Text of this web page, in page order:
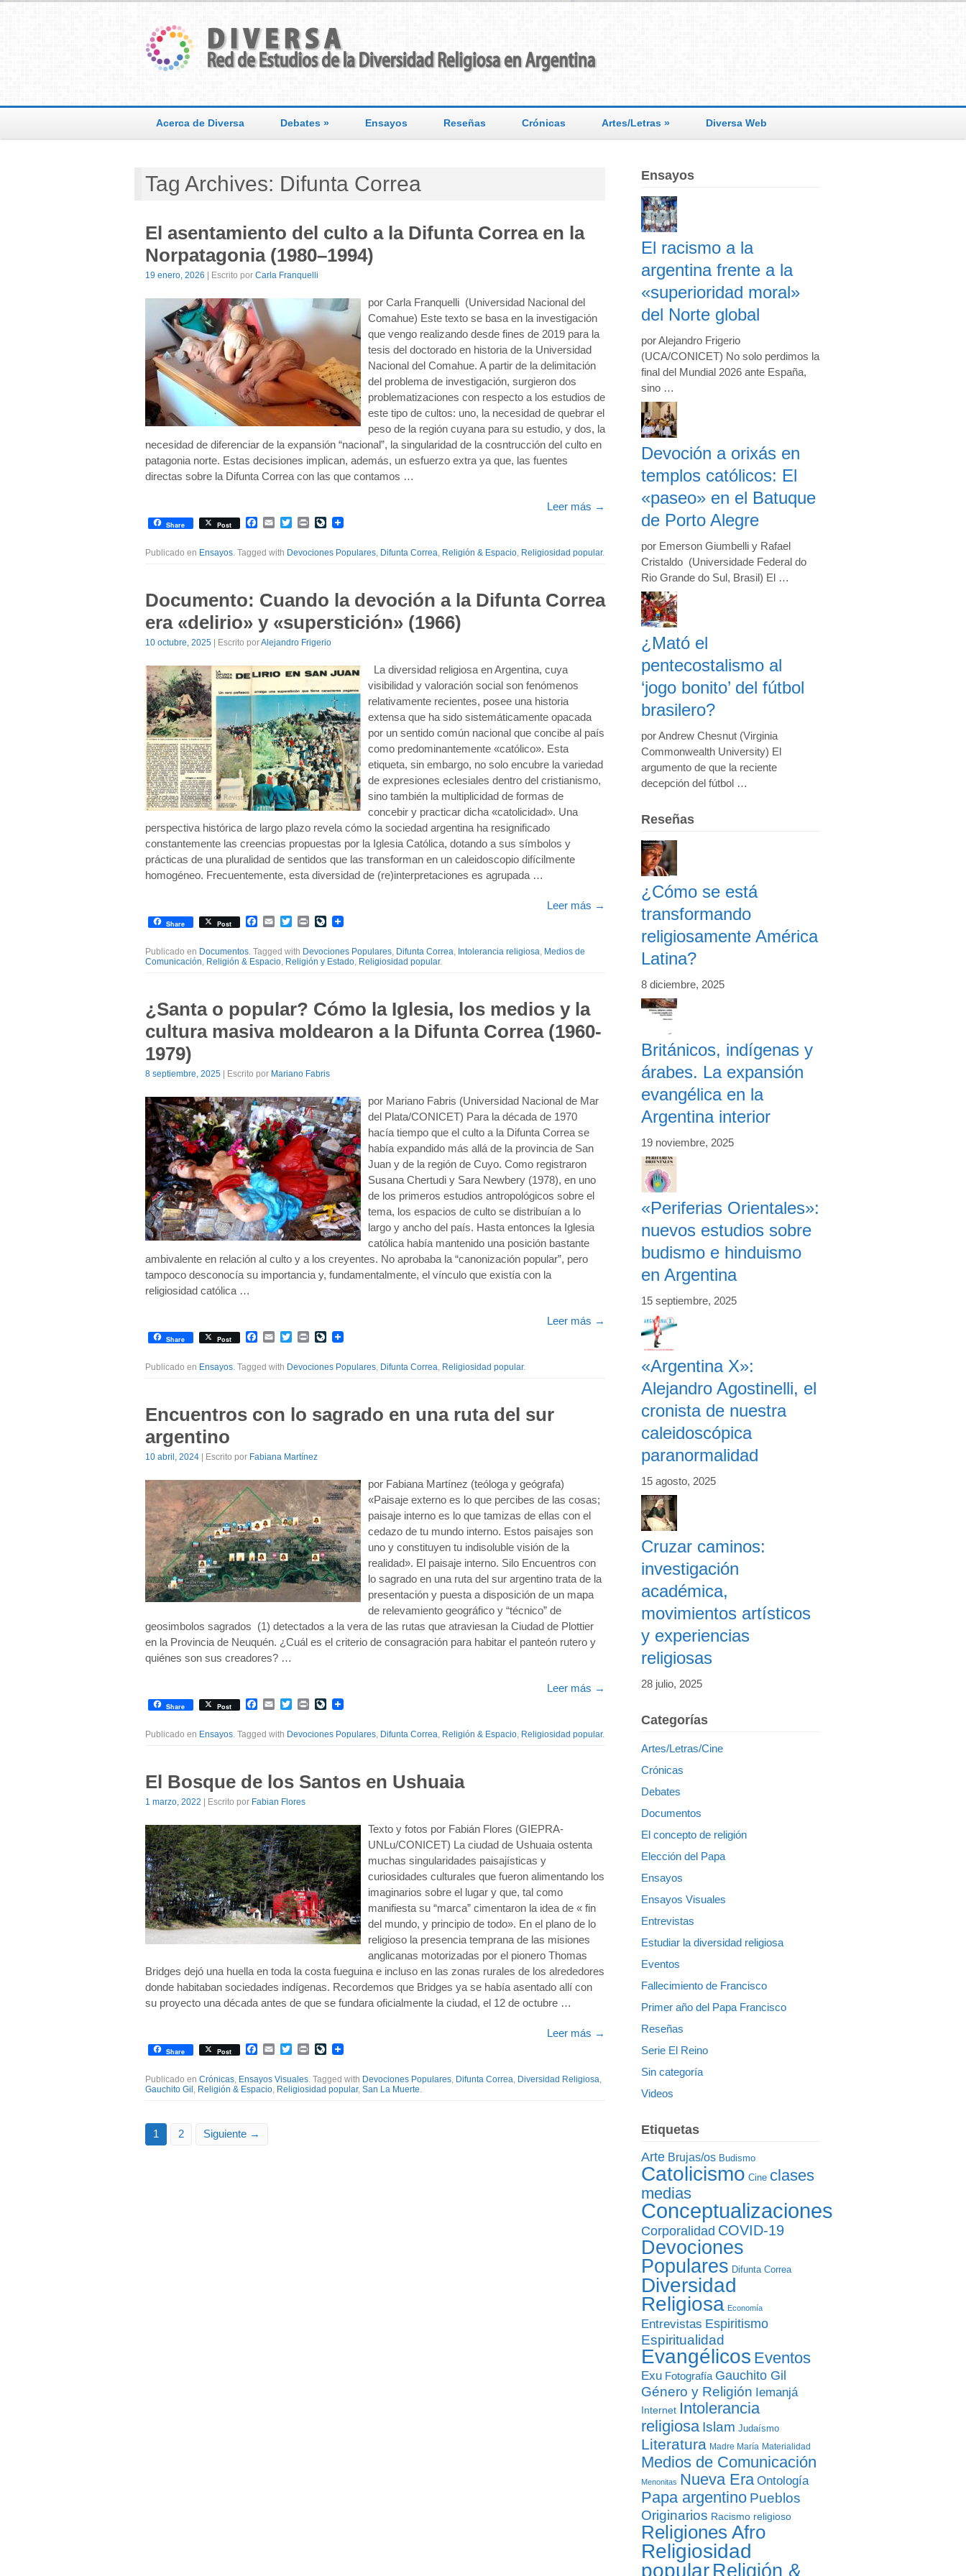
Acerca de Diversa Debates » Ensayos Reseñas Crónicas Artes/Letras » Diversa Web
Tag Archives: Difunta Correa
El asentamiento del culto a la Difunta Correa en la
Norpatagonia (1980–1994)
19 enero, 2026 | Escrito por Carla Franquelli
por Carla Franquelli (Universidad Nacional del
Comahue) Este texto se basa en la investigación
que vengo realizando desde fines de 2019 para la
tesis del doctorado en historia de la Universidad
Nacional del Comahue. A partir de la delimitación
del problema de investigación, surgieron dos
problematizaciones con respecto a los estudios de
este tipo de cultos: uno, la necesidad de quebrar el
peso de la región cuyana para su estudio, y dos, la
necesidad de diferenciar de la expansión “nacional”, la singularidad de la cosntrucción del culto en
patagonia norte. Estas decisiones implican, además, un esfuerzo extra ya que, las fuentes
directas sobre la Difunta Correa con las que contamos …
Leer más →
Share Post Facebook
EmailTwitterPrintLiveJournal
Publicado en Ensayos. Tagged with Devociones Populares, Difunta Correa, Religión & Espacio, Religiosidad popular.
Documento: Cuando la devoción a la Difunta Correa
era «delirio» y «superstición» (1966)
10 octubre, 2025 | Escrito porAlejandro Frigerio
La diversidad religiosa en Argentina, cuya
visibilidad y valoración social son fenómenos
relativamente recientes, posee una historia
extensa que ha sido sistemáticamente opacada
por un sentido común nacional que concibe al país
como predominantemente «católico». Esta
etiqueta, sin embargo, no solo encubre la variedad
de expresiones eclesiales dentro del cristianismo,
sino también la multiplicidad de formas de
concebir y practicar dicha «catolicidad». Una
perspectiva histórica de largo plazo revela cómo la sociedad argentina ha resignificado
constantemente las creencias propuestas por la Iglesia Católica, dotando a sus símbolos y
prácticas de una pluralidad de sentidos que las transforman en un caleidoscopio difícilmente
homogéneo. Frecuentemente, esta diversidad de (re)interpretaciones es agrupada …
Leer más →
Share Post Facebook
EmailTwitterPrintLiveJournal
Publicado en Documentos. Tagged with Devociones Populares, Difunta Correa, Intolerancia religiosa, Medios de
Comunicación, Religión & Espacio, Religión y Estado, Religiosidad popular.
¿Santa o popular? Cómo la Iglesia, los medios y la
cultura masiva moldearon a la Difunta Correa (1960-
1979)
8 septiembre, 2025 | Escrito por Mariano Fabris
por Mariano Fabris (Universidad Nacional de Mar
del Plata/CONICET) Para la década de 1970
hacía tiempo que el culto a la Difunta Correa se
había expandido más allá de la provincia de San
Juan y de la región de Cuyo. Como registraron
Susana Chertudi y Sara Newbery (1978), en uno
de los primeros estudios antropológicos sobre el
tema, los espacios de culto se distribuían a lo
largo y ancho del país. Hasta entonces la Iglesia
católica había mantenido una posición bastante
ambivalente en relación al culto y a los creyentes. No aprobaba la “canonización popular”, pero
tampoco desconocía su importancia y, fundamentalmente, el vínculo que existía con la
religiosidad católica …
Leer más →
Share Post Facebook
EmailTwitterPrintLiveJournal
Publicado en Ensayos. Tagged with Devociones Populares, Difunta Correa, Religiosidad popular.
Encuentros con lo sagrado en una ruta del sur
argentino
10 abril, 2024 | Escrito por Fabiana Martínez
por Fabiana Martínez (teóloga y geógrafa)
«Paisaje externo es lo que percibes de las cosas;
paisaje interno es lo que tamizas de ellas con el
cedazo de tu mundo interno. Estos paisajes son
uno y constituyen tu indisoluble visión de la
realidad». El paisaje interno. Silo Encuentros con
lo sagrado en una ruta del sur argentino trata de la
presentación y puesta a disposición de un mapa
de relevamiento geográfico y “técnico” de
geosimbolos sagrados (1) detectados a la vera de las rutas que atraviesan la Ciudad de Plottier
en la Provincia de Neuquén. ¿Cuál es el criterio de consagración para habitar el panteón rutero y
quiénes son sus creadores? …
Leer más →
Share Post Facebook
EmailTwitterPrintLiveJournal
Publicado en Ensayos. Tagged with Devociones Populares, Difunta Correa, Religión & Espacio, Religiosidad popular.
El Bosque de los Santos en Ushuaia
1 marzo, 2022 | Escrito por Fabian Flores
Texto y fotos por Fabián Flores (GIEPRA-
UNLu/CONICET) La ciudad de Ushuaia ostenta
muchas singularidades paisajísticas y
curiosidades culturales que fueron alimentando los
imaginarios sobre el lugar y que, tal como
manifiesta su “marca” cimentaron la idea de « fin
del mundo, y principio de todo». En el plano de lo
religioso la presencia temprana de las misiones
anglicanas motorizadas por el pionero Thomas
Bridges dejó una huella en toda la costa fueguina e incluso en las zonas rurales de los alrededores
donde habitaban sociedades indígenas. Recordemos que Bridges ya se había asentado allí con
su proyecto una década antes de que se fundara oficialmente la ciudad, el 12 de octubre …
Leer más →
Share Post Facebook
EmailTwitterPrintLiveJournal
Publicado en Crónicas, Ensayos Visuales. Tagged with Devociones Populares, Difunta Correa, Diversidad Religiosa,
Gauchito Gil , Religión & Espacio, Religiosidad popular, San La Muerte.
1 2 Siguiente →
Ensayos
El racismo a la
argentina frente a la
«superioridad moral»
del Norte global
por Alejandro Frigerio
(UCA/CONICET) No solo perdimos la
final del Mundial 2026 ante España,
sino …
Devoción a orixás en
templos católicos: El
«paseo» en el Batuque
de Porto Alegre
por Emerson Giumbelli y Rafael
Cristaldo (Universidade Federal do
Rio Grande do Sul, Brasil) El …
¿Mató el
pentecostalismo al
‘jogo bonito’ del fútbol
brasilero?
por Andrew Chesnut (Virginia
Commonwealth University) El
argumento de que la reciente
decepción del fútbol …
Reseñas
¿Cómo se está
transformando
religiosamente América
Latina?
8 diciembre, 2025
Británicos, indígenas y
árabes. La expansión
evangélica en la
Argentina interior
19 noviembre, 2025
«Periferias Orientales»:
nuevos estudios sobre
budismo e hinduismo
en Argentina
15 septiembre, 2025
«Argentina X»:
Alejandro Agostinelli, el
cronista de nuestra
caleidoscópica
paranormalidad
15 agosto, 2025
Cruzar caminos:
investigación
académica,
movimientos artísticos
y experiencias
religiosas
28 julio, 2025
Categorías
Artes/Letras/Cine
Crónicas
Debates
Documentos
El concepto de religión
Elección del Papa
Ensayos
Ensayos Visuales
Entrevistas
Estudiar la diversidad religiosa
Eventos
Fallecimiento de Francisco
Primer año del Papa Francisco
Reseñas
Serie El Reino
Sin categoría
Videos
Etiquetas
Arte Brujas/os Budismo
Catolicismo Cine clases
medias
Conceptualizaciones
Corporalidad COVID-19
Devociones
Populares Difunta Correa
Diversidad
Religiosa Economía
Entrevistas Espiritismo
Espiritualidad
Evangélicos Eventos
Exu Fotografía Gauchito Gil
Género y Religión Iemanjá
Internet Intolerancia
religiosa Islam Judaísmo
Literatura Madre María Materialidad
Medios de Comunicación
Menonitas Nueva Era Ontología
Papa argentino Pueblos
Originarios Racismo religioso
Religiones Afro
Religiosidad
popular Religión &